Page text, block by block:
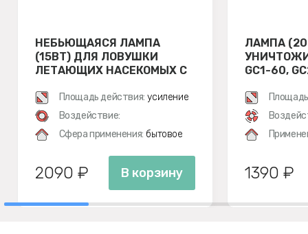
НЕБЬЮЩАЯСЯ ЛАМПА
(15ВТ) ДЛЯ ЛОВУШКИ
ЛЕТАЮЩИХ НАСЕКОМЫХ С
Площадь действия: усиление
Воздействие:
Сфера применения: бытовое
2090 ₽ В корзину
ЛАМПА
GC1-60,
1390 ₽